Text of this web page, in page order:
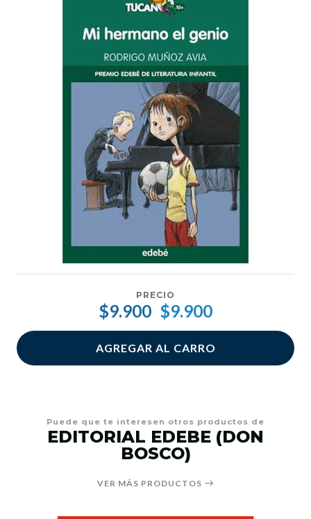
PRECIO
$9.900 $9.900
AGREGAR AL CARRO
Puede que te interesen otros productos de
EDITORIAL EDEBE (DON
BOSCO)
VER MÁS PRODUCTOS